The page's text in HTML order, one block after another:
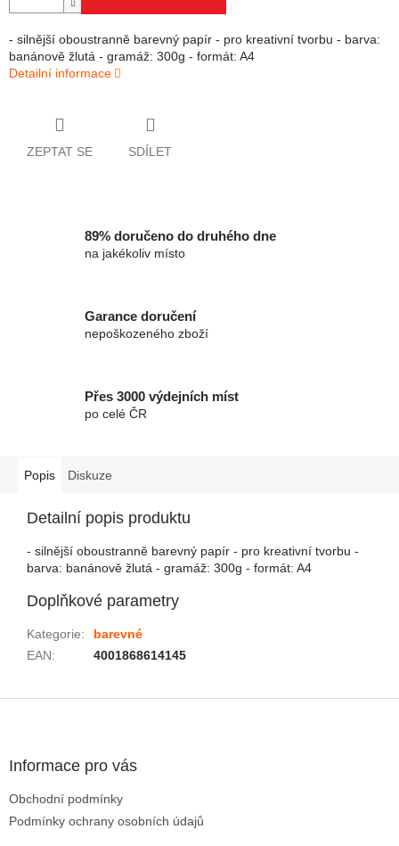
- silnější oboustranně barevný papír - pro kreativní tvorbu - barva:
banánově žlutá - gramáž: 300g - formát: A4
Detailní informace
ZEPTAT SE SDÍLET
89% doručeno do druhého dne
na jakékoliv místo
Garance doručení
nepoškozeného zboží
Přes 3000 výdejních míst
po celé ČR
Popis Diskuze
Detailní popis produktu
- silnější oboustranně barevný papír - pro kreativní tvorbu -
barva: banánově žlutá - gramáž: 300g - formát: A4
Doplňkové parametry
Kategorie:
barevné
EAN: 4001868614145
Informace pro vás
Obchodní podmínky
Podmínky ochrany osobních údajů